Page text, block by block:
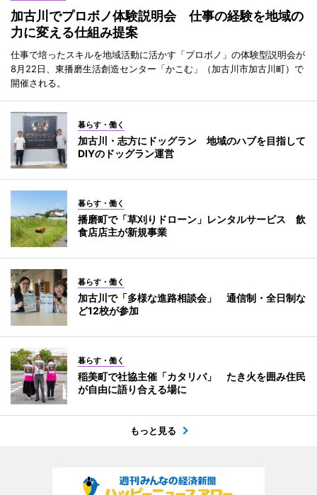
加古川でプロボノ体験説明会 仕事の経験を地域の
力に変える仕組み提案
仕事で培ったスキルを地域活動に活かす「プロボノ」の体験型説明会が
8月22日、東播磨生活創造センター「かこむ」（加古川市加古川町）で
開催される。
暮らす・働く
加古川・志方にドッグラン 地域のハブを目指して
DIYのドッグラン運営
暮らす・働く
播磨町で「草刈りドローン」レンタルサービス 飲
食店店主が新規事業
暮らす・働く
加古川で「多様な進路相談会」 通信制・全日制な
ど12校が参加
暮らす・働く
稲美町で社協主催「カタリバ」 たき火を囲み住民
が自由に語り合える場に
もっと見る